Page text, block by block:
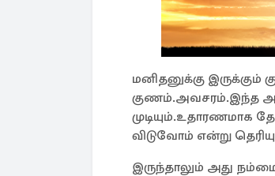
மனிதனுக்கு
குணம்.அவசரம்.இந்த
முடியும்.உதாரணமாக
விடுவோம் என்று
இருந்தாலும் அது